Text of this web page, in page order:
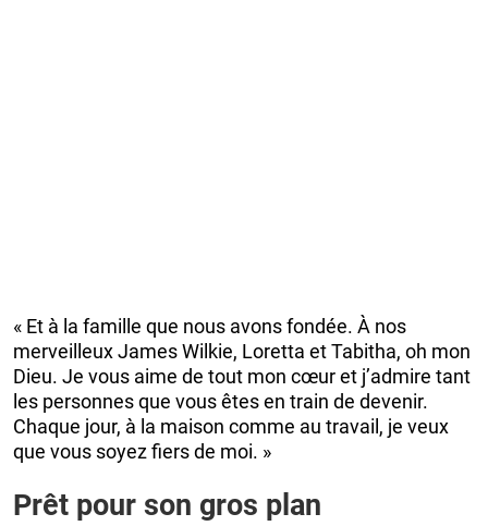
« Et à la famille que nous avons fondée. À nos
merveilleux James Wilkie, Loretta et Tabitha, oh mon
Dieu. Je vous aime de tout mon cœur et j’admire tant
les personnes que vous êtes en train de devenir.
Chaque jour, à la maison comme au travail, je veux
que vous soyez fiers de moi. »
Prêt pour son gros plan